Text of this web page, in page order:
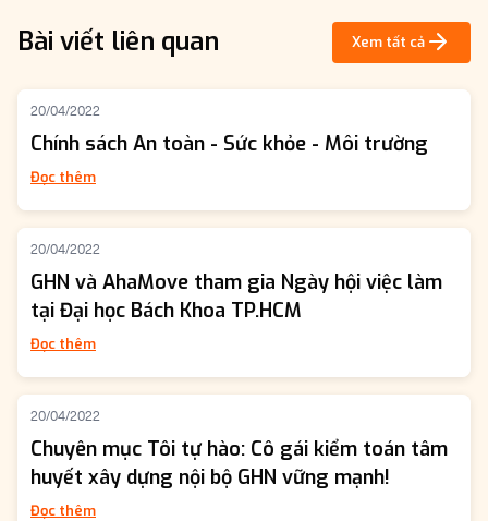
Bài viết liên quan Xem tất cả
20/04/2022
Chính sách An toàn - Sức khỏe - Môi trường
Đọc thêm
20/04/2022
GHN và AhaMove tham gia Ngày hội việc làm
tại Đại học Bách Khoa TP.HCM
Đọc thêm
20/04/2022
Chuyên mục Tôi tự hào: Cô gái kiểm toán tâm
huyết xây dựng nội bộ GHN vững mạnh!
Đọc thêm